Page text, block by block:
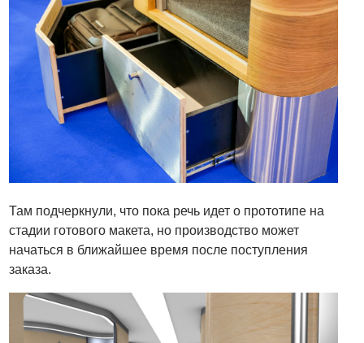
Там подчеркнули, что пока речь идет о прототипе на
стадии готового макета, но производство может
начаться в ближайшее время после поступления
заказа.